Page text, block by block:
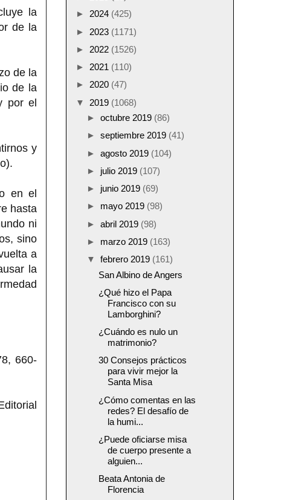
la
de la
de la
de la
por el
y
en el
hasta
ni
sino
a
la
660-
► 2024 (425)
► 2023 (1171)
► 2022 (1526)
► 2021 (110)
► 2020 (47)
▼ 2019 (1068)
► octubre 2019 (86)
► septiembre 2019 (41)
► agosto 2019 (104)
► julio 2019 (107)
► junio 2019 (69)
► mayo 2019 (98)
► abril 2019 (98)
► marzo 2019 (163)
▼ febrero 2019 (161)
San Albino de Angers
¿Qué hizo el Papa
Francisco con su
Lamborghini?
¿Cuándo es nulo un
matrimonio?
30 Consejos prácticos
para vivir mejor la
Santa Misa
¿Cómo comentas en las
redes? El desafío de
la humi...
¿Puede oficiarse misa
de cuerpo presente a
alguien...
Beata Antonia de
Florencia